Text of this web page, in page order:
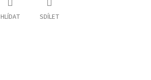
HLÍDAT SDÍLET